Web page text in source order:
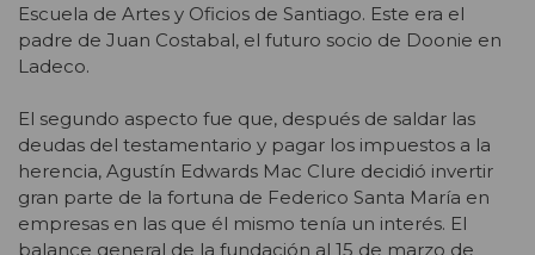
Escuela de Artes y Oficios de Santiago. Este era el
padre de Juan Costabal, el futuro socio de Doonie en
Ladeco.
El segundo aspecto fue que, después de saldar las
deudas del testamentario y pagar los impuestos a la
herencia, Agustín Edwards Mac Clure decidió invertir
gran parte de la fortuna de Federico Santa María en
empresas en las que él mismo tenía un interés. El
balance general de la fundación al 15 de marzo de